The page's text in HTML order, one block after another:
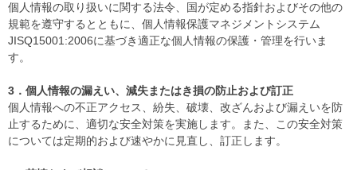
個人情報の取り扱いに関する法令、国が定める指針およびその他の
規範を遵守するとともに、個人情報保護マネジメントシステム
JISQ15001:2006に基づき適正な個人情報の保護・管理を行いま
す。
3．個人情報の漏えい、減失またはき損の防止および訂正
個人情報への不正アクセス、紛失、破壊、改ざんおよび漏えいを防
止するために、適切な安全対策を実施します。また、この安全対策
については定期的および速やかに見直し、訂正します。